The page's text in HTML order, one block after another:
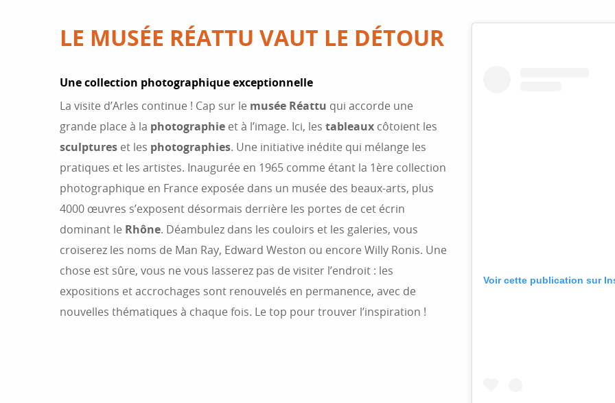
LE MUSÉE RÉATTU VAUT LE DÉTOUR
Une collection photographique exceptionnelle
La visite d’Arles continue ! Cap sur le musée Réattu qui accorde une
grande place à la photographie et à l’image. Ici, les tableaux côtoient les
sculptures et les photographies. Une initiative inédite qui mélange les
pratiques et les artistes. Inaugurée en 1965 comme étant la 1ère collection
photographique en France exposée dans un musée des beaux-arts, plus
4000 œuvres s’exposent désormais derrière les portes de cet écrin
dominant le Rhône. Déambulez dans les couloirs et les galeries, vous
croiserez les noms de Man Ray, Edward Weston ou encore Willy Ronis. Une
chose est sûre, vous ne vous lasserez pas de visiter l’endroit : les
expositions et accrochages sont renouvelés en permanence, avec de
nouvelles thématiques à chaque fois. Le top pour trouver l’inspiration !
Voir cette publication sur